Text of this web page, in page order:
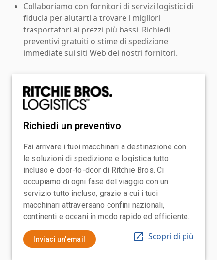
Collaboriamo con fornitori di servizi logistici di
fiducia per aiutarti a trovare i migliori
trasportatori ai prezzi più bassi. Richiedi
preventivi gratuiti o stime di spedizione
immediate sui siti Web dei nostri fornitori.
Richiedi un preventivo
Fai arrivare i tuoi macchinari a destinazione con
le soluzioni di spedizione e logistica tutto
incluso e door-to-door di Ritchie Bros. Ci
occupiamo di ogni fase del viaggio con un
servizio tutto incluso, grazie a cui i tuoi
macchinari attraversano confini nazionali,
continenti e oceani in modo rapido ed efficiente.
Inviaci un'email Scopri di più